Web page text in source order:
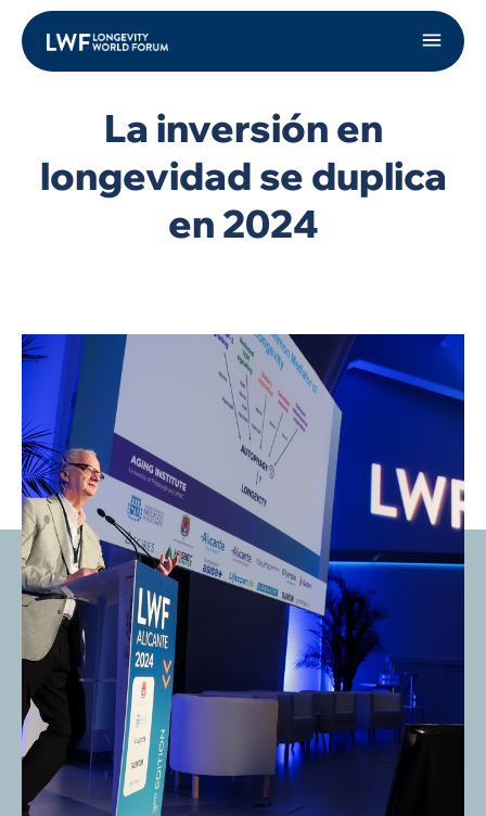
La inversión en
longevidad se duplica
en 2024